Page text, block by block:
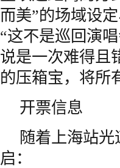
而美”的场域设
“这不是巡回演
说是一次难得且
的压箱宝，将所
开票信息
随着上海站
启：